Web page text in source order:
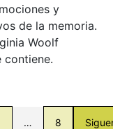
y
de la memoria.
Woolf
contiene.
… 8